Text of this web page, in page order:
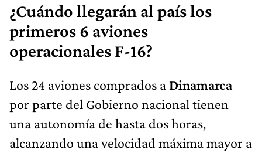
¿Cuándo llegarán al país los
primeros 6 aviones
operacionales F-16?
Los 24 aviones comprados a Dinamarca
por parte del Gobierno nacional tienen
una autonomía de hasta dos horas,
alcanzando una velocidad máxima mayor a